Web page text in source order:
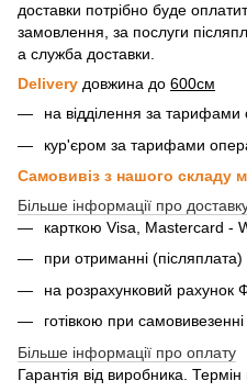
доставки потрібно буде
замовлення, за послуги
а служба доставки.
Delivery довжина до 600см
на відділення за тарифами
кур'єром за тарифами
Самовивіз з нашого складу
Більше інформації про
карткою Visa, Mastercard -
при отриманні
на розрахунковий рахунок
готівкою при
Більше інформації про оплату
Гарантія від виробника. Термін